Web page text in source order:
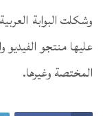
وشكلت البوابة
عليها منتجو الفيديو
المختصة وغيرها.